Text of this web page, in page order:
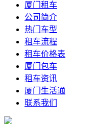
厦门租车
公司简介
热门车型
租车流程
租车价格表
厦门包车
租车资讯
厦门生活通
联系我们